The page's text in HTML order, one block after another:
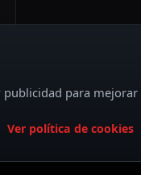
para
Ver política de cookies